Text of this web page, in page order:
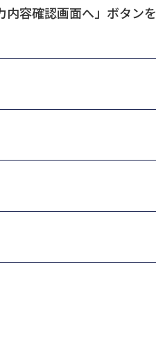
容確認画面へ」ボタンを